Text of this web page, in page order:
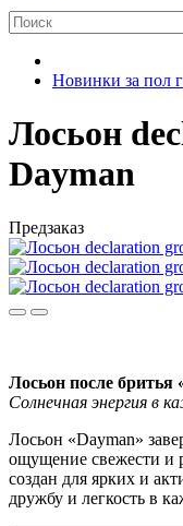
Новинки за пол
Лосьон
Dayman
Предзаказ
Лосьон после бритья
Солнечная энергия в
Лосьон «Dayman»
ощущение свежести и
создан для ярких и
дружбу и легкость в